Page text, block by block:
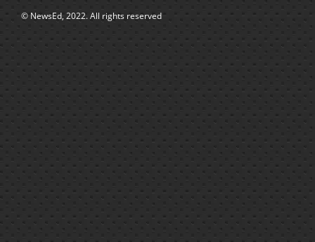
© NewsEd, 2022. All rights reserved